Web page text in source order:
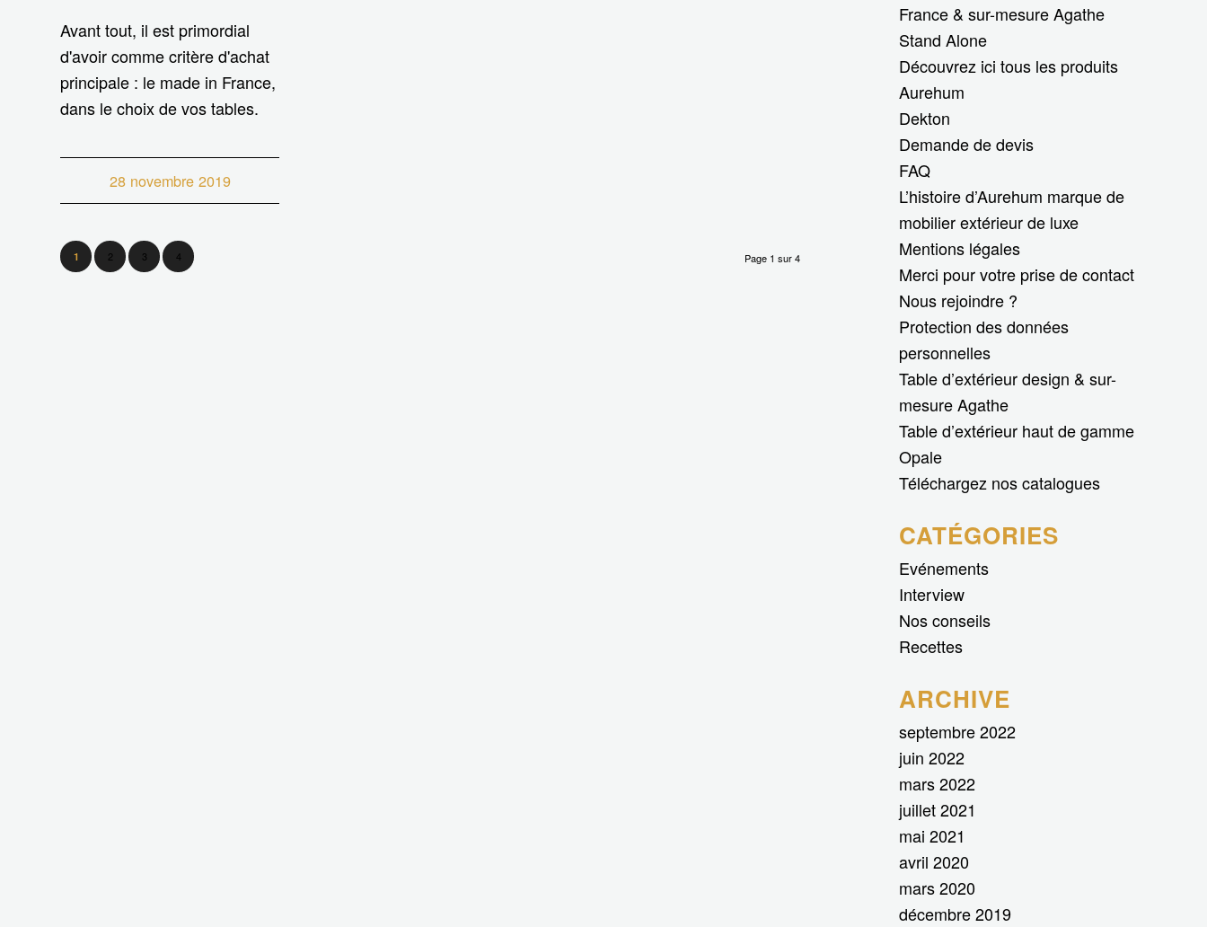
Avant tout, il est primordial
d'avoir comme critère d'achat
principale : le made in France,
dans le choix de vos tables.
28 novembre 2019
Page 1 sur 4
1 2 3 4
France & sur-mesure Agathe
Stand Alone
Découvrez ici tous les produits
Aurehum
Dekton
Demande de devis
FAQ
L’histoire d’Aurehum marque de
mobilier extérieur de luxe
Mentions légales
Merci pour votre prise de contact
Nous rejoindre ?
Protection des données
personnelles
Table d’extérieur design & sur-
mesure Agathe
Table d’extérieur haut de gamme
Opale
Téléchargez nos catalogues
CATÉGORIES
Evénements
Interview
Nos conseils
Recettes
ARCHIVE
septembre 2022
juin 2022
mars 2022
juillet 2021
mai 2021
avril 2020
mars 2020
décembre 2019